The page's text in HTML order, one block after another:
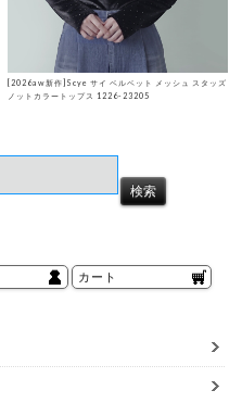
[2026aw新作]Scye サイ ベルベット メッシュ スタッズ
ノットカラートップス 1226-23205
カート